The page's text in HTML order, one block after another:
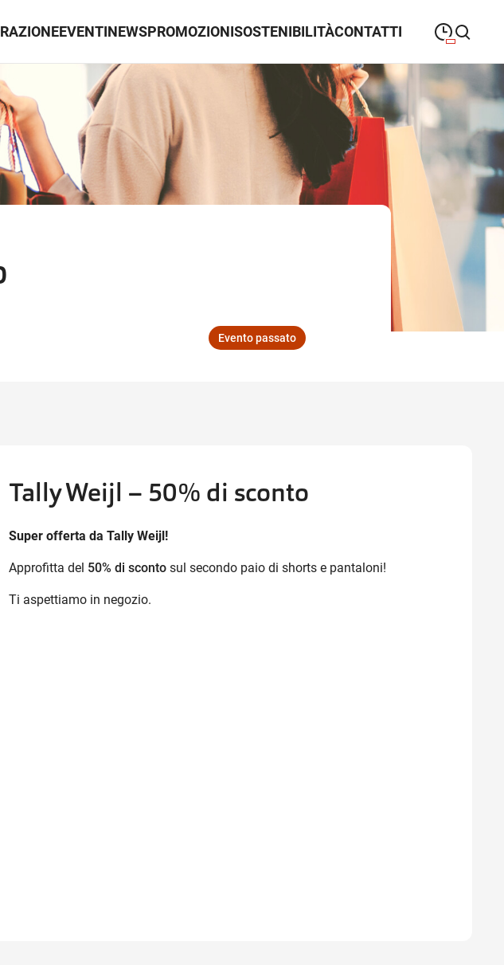
EVENTINEWSPROMOZIONISOSTENIBILITÀCONTATTI
closeSearch
LUNEDÌ
09:30 20:30
mercoledì
MERCOLEDÌ 09:30
—
20:30
09:30 20:30
domenica
DOMENICA
Evento passato
Tally Weijl – 50% di sconto
Super offerta da Tally Weijl!
Approfitta del 50% di sconto sul secondo paio di shorts e pantaloni!
Ti aspettiamo in negozio.